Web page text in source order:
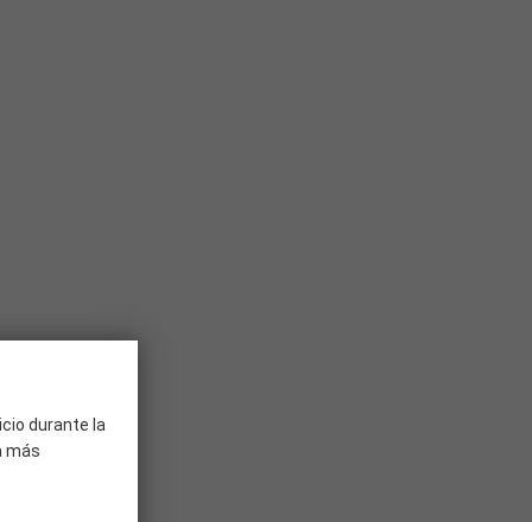
durante la
más